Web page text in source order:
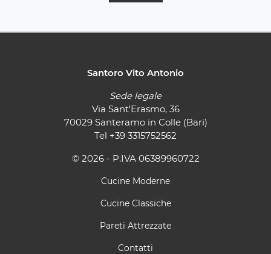
Santoro Vito Antonio
Sede legale
Via Sant'Erasmo, 36
70029 Santeramo in Colle (Bari)
Tel +39 3315752562
© 2026 - P.IVA 06389960722
Cucine Moderne
Cucine Classiche
Pareti Attrezzate
Contatti